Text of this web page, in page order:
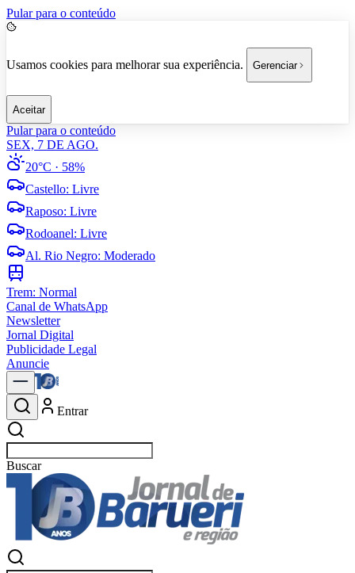
Pular para o conteúdo
Usamos cookies para melhorar sua experiência. Gerenciar
Aceitar
Pular para o conteúdo
SEX, 7 DE AGO.
20°C · 58%
Castello: Livre
Raposo: Livre
Rodoanel: Livre
Al. Rio Negro: Moderado
Trem: Normal
Canal de WhatsApp
Newsletter
Jornal Digital
Publicidade Legal
Anuncie
Entrar
Buscarnotíci